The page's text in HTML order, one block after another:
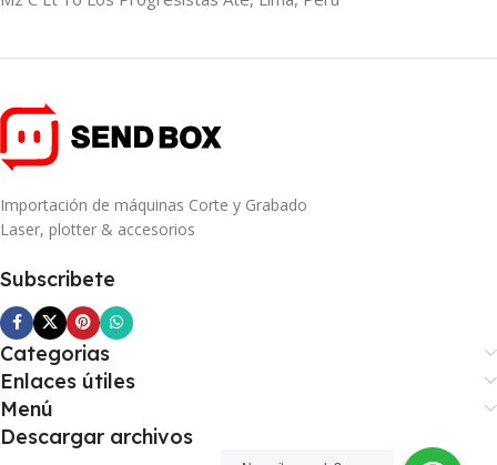
Importación de máquinas Corte y Grabado
Laser, plotter & accesorios
Subscribete
Categorias
Enlaces útiles
Menú
Descargar archivos